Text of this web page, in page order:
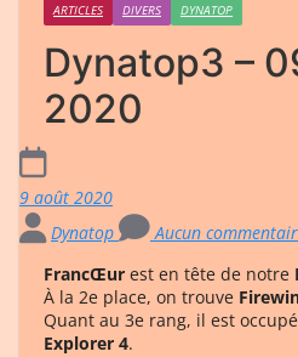
ARTICLES DIVERS DYNATOP
Dynatop3 –
2020
9 août 2020
Dynatop
Aucun
FrancŒur est en tête de notre
À la 2e place, on trouve
Quant au 3e rang, il est
Explorer 4.